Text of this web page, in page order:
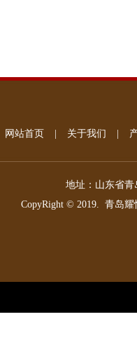
网站首页 关于我们
地址： 山东省青
CopyRight © 2019. 青岛耀